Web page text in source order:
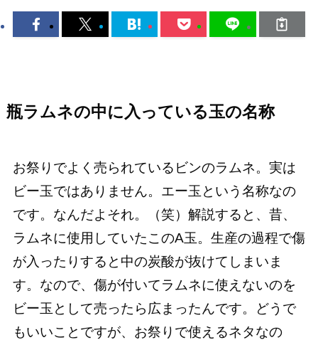
瓶ラムネの中に入っている玉の名称
お祭りでよく売られているビンのラムネ。実は
ビー玉ではありません。エー玉という名称なの
です。なんだよそれ。（笑）解説すると、昔、
ラムネに使用していたこのA玉。生産の過程で傷
が入ったりすると中の炭酸が抜けてしまいま
す。なので、傷が付いてラムネに使えないのを
ビー玉として売ったら広まったんです。どうで
もいいことですが、お祭りで使えるネタなの